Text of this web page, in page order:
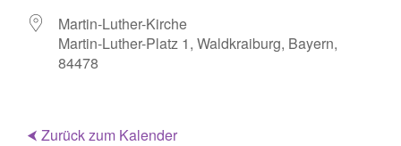
Martin-Luther-Kirche
Martin-Luther-Platz 1, Waldkraiburg, Bayern,
84478
⮜ Zurück zum Kalender